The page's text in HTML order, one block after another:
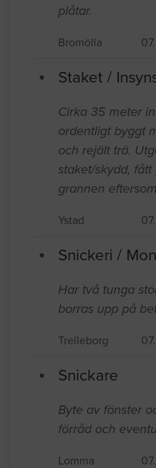
plåtar.
Bromölla
Staket /
Cirka 35 meter
ordentligt byggt
och rejält trä.
staket/skydd,
grannen
Ystad
Snickeri /
Har två tunga
borras upp på
Trelleborg
Snickare
Byte av fönster
förråd och
Lomma